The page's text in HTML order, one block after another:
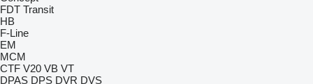
FDT Transit
HB
F-Line
EM
MCM
CTF V20 VB VT
DPAS DPS DVR DVS